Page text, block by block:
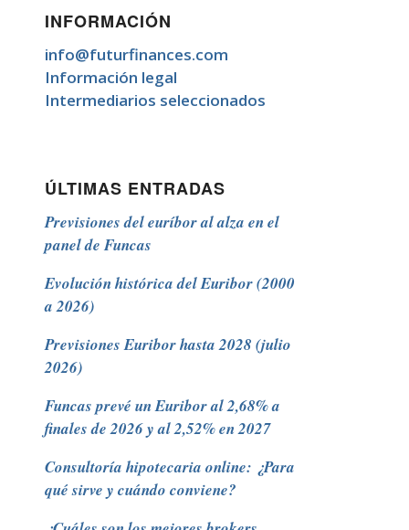
INFORMACIÓN
info@futurfinances.com
Información legal
Intermediarios seleccionados
ÚLTIMAS ENTRADAS
Previsiones del euríbor al alza en el
panel de Funcas
Evolución histórica del Euribor (2000
a 2026)
Previsiones Euribor hasta 2028 (julio
2026)
Funcas prevé un Euribor al 2,68% a
finales de 2026 y al 2,52% en 2027
Consultoría hipotecaria online: ¿Para
qué sirve y cuándo conviene?